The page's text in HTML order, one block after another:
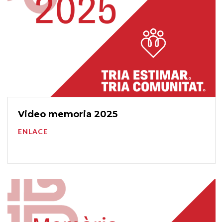
Video memoria 2025
ENLACE